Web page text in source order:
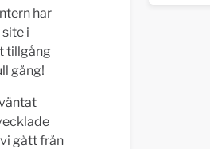
har
i
tillgång
gång!
gått från